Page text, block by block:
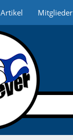
Artikel Mitglieder